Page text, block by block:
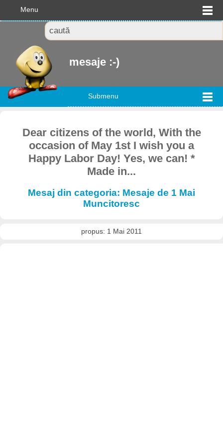
Menu
mesaje :-)
Submenu
Dear citizens of the world, With the
occasion of May 1st I wish you a
Happy Labor Day! Yes, we can! *
Made in...
Mesaj din categoria: Mesaje de 1 Mai
Muncitoresc
propus: 1 Mai 2011